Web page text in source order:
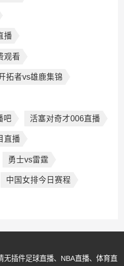
播
观看
拓者vs雄鹿集锦
吧 活塞对奇才006直播
直播
勇士vs雷霆
中国女排今日赛程
无插件足球直播、NBA直播、体育直